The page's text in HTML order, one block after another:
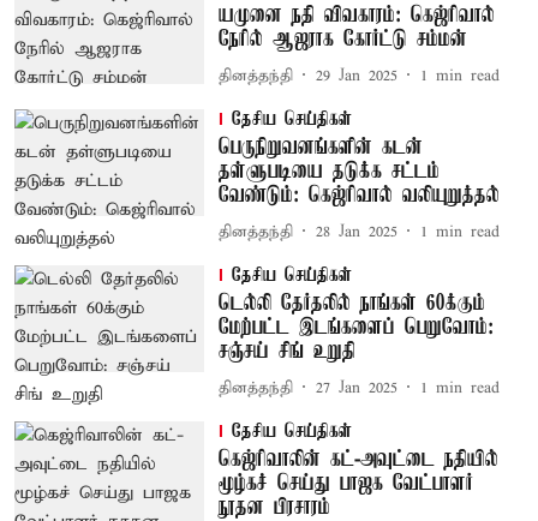
யமுனை நதி விவகாரம்: கெஜ்ரிவால்
நேரில் ஆஜராக கோர்ட்டு சம்மன்
தினத்தந்தி 29 Jan 2025 1 min read
தேசிய செய்திகள்
பெருநிறுவனங்களின் கடன்
தள்ளுபடியை தடுக்க சட்டம்
வேண்டும்: கெஜ்ரிவால் வலியுறுத்தல்
தினத்தந்தி 28 Jan 2025 1 min read
தேசிய செய்திகள்
டெல்லி தேர்தலில் நாங்கள் 60க்கும்
மேற்பட்ட இடங்களைப் பெறுவோம்:
சஞ்சய் சிங் உறுதி
தினத்தந்தி 27 Jan 2025 1 min read
தேசிய செய்திகள்
கெஜ்ரிவாலின் கட்-அவுட்டை நதியில்
மூழ்கச் செய்து பாஜக வேட்பாளர்
நூதன பிரசாரம்